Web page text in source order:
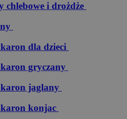
chlebowe i drożdże
dla dzieci
gryczany
jaglany
konjac